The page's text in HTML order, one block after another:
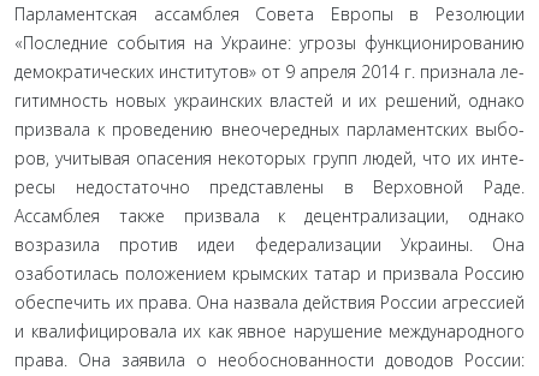
Парламентская ассамблея Совета Европы в Резолюции
«Последние события на Украине: угрозы функционированию
демократических институтов» от 9 апреля 2014 г. признала ле­
гитимность новых украинских властей и их решений, однако
призвала к проведению внеочередных парламентских выбо­
ров, учитывая опасения некоторых групп людей, что их инте­
ресы недостаточно представлены в Верховной Раде.
Ассамблея также призвала к децентрализации, однако
возразила против идеи федерализации Украины. Она
озаботилась положением крымских татар и призвала Россию
обеспечить их права. Она назвала действия России агрессией
и квалифицировала их как явное нарушение международного
права. Она заявила о не­обоснованности доводов России: